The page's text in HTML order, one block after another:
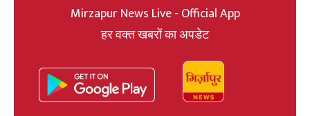
Mirzapur News Live - Official App
हर वक्त खबरों का अपडेट